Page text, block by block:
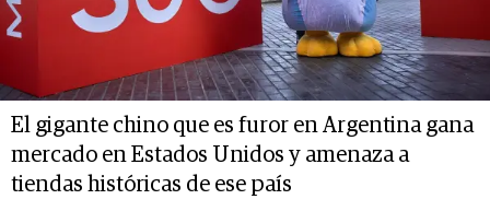
El gigante chino que es furor en Argentina gana
mercado en Estados Unidos y amenaza a
tiendas históricas de ese país